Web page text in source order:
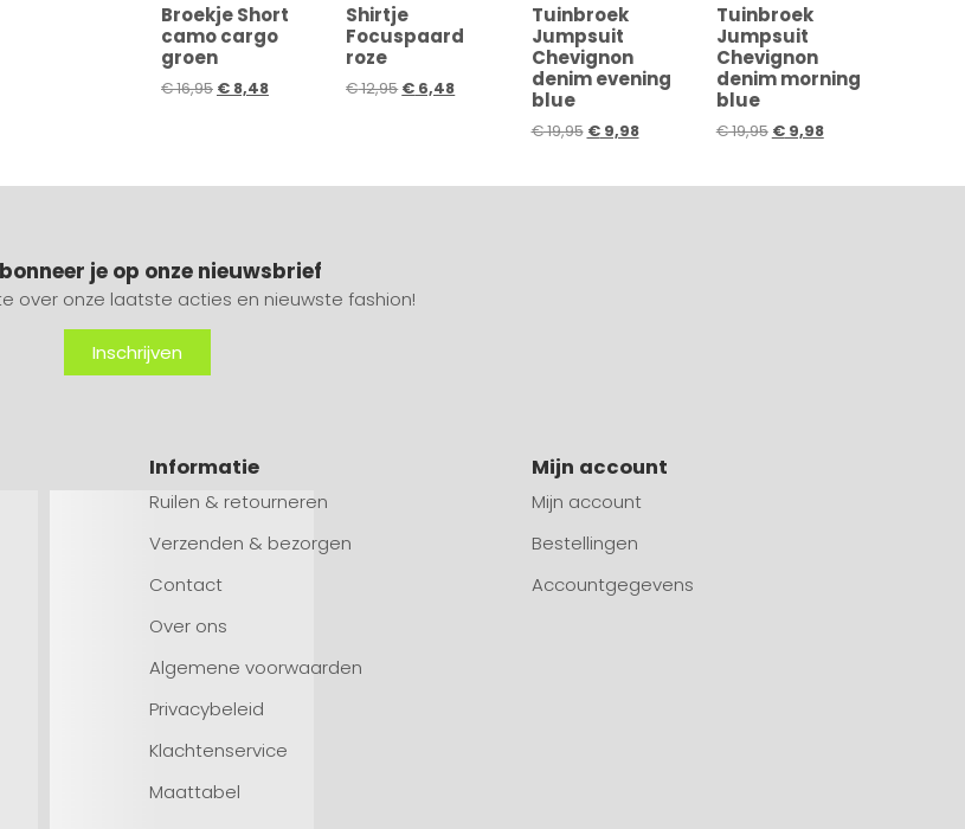
Broekje Short
camo cargo
groen
€16,95 € 8,48
Shirtje
Focuspaard
roze
€12,95 € 6,48
Tuinbroek
Jumpsuit
Chevignon
denim evening
blue
€19,95 €9,98
Tuinbroek
Jumpsuit
Chevignon
denim morning
blue
€19,95 €9,98
je op onze nieuwsbrief
over onze laatste acties en nieuwste fashion!
Inschrijven
Informatie
Ruilen & retourneren
Verzenden & bezorgen
Contact
Over ons
Algemene voorwaarden
Privacybeleid
Klachtenservice
Maattabel
Mijn account
Mijn account
Bestellingen
Accountgegevens